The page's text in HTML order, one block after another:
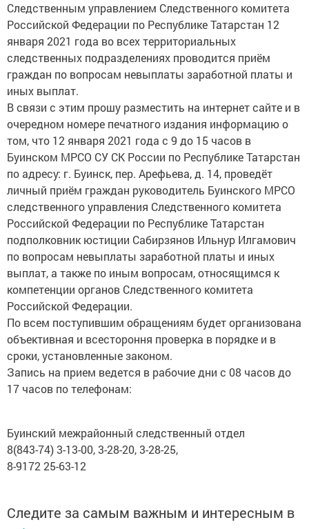
Следственным управлением Следственного комитета
Российской Федерации по Республике Татарстан 12
января 2021 года во всех территориальных
следственных подразделениях проводится приём
граждан по вопросам невыплаты заработной платы и
иных выплат.
В связи с этим прошу разместить на интернет сайте и в
очередном номере печатного издания информацию о
том, что 12 января 2021 года с 9 до 15 часов в
Буинском МРСО СУ СК России по Республике Татарстан
по адресу: г. Буинск, пер. Арефьева, д. 14, проведёт
личный приём граждан руководитель Буинского МРСО
следственного управления Следственного комитета
Российской Федерации по Республике Татарстан
подполковник юстиции Сабирзянов Ильнур Илгамович
по вопросам невыплаты заработной платы и иных
выплат, а также по иным вопросам, относящимся к
компетенции органов Следственного комитета
Российской Федерации.
По всем поступившим обращениям будет организована
объективная и всестороння проверка в порядке и в
сроки, установленные законом.
Запись на прием ведется в рабочие дни с 08 часов до
17 часов по телефонам:
Буинский межрайонный следственный отдел
8(843-74) 3-13-00, 3-28-20, 3-28-25,
8-9172 25-63-12
Следите за самым важным и интересным в